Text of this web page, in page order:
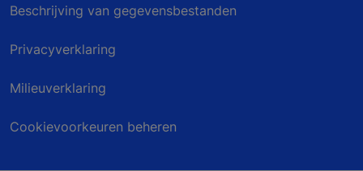
Beschrijving van gegevensbestanden
Privacyverklaring
Milieuverklaring
Cookievoorkeuren beheren